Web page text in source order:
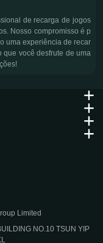
de recarga de jogos
Nosso compromisso é p
uma experiência de recar
que você desfrute de uma
Limited
NO.10 TSUN YIP